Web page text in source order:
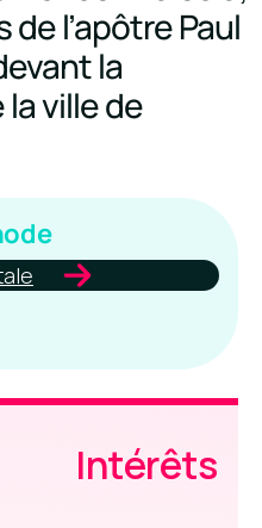
l’apôtre Paul
la
ville de
Intérêts